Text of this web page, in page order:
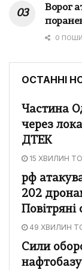
Ворог
0
ОСТАННІ
Частина
через
ДТЕК
15 ХВИЛИН
рф
202
Повітряні
49 ХВИЛИН
Сили